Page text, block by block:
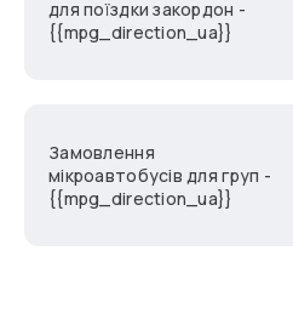
для поїздки закордон -
{{mpg_direction_ua}}
Замовлення
мікроавтобусів для груп -
{{mpg_direction_ua}}